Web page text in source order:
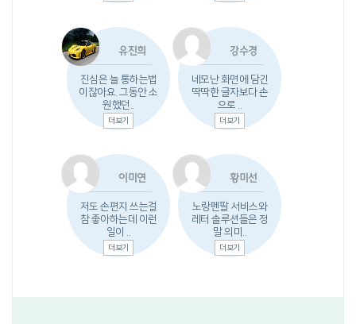
유진희
진심은 늘 통하는법
이잖아요. 그동안 소
원했던..
더보기
강수경
네모난 화면에 담긴
딱딱한 글자보다 손
으로 ..
더보기
이미연
저도 손편지 쓰는걸
참 좋아하는데 이런
일이 ..
더보기
황미선
노랑펜팔 서비스와
레터 솔루션들은 정
말 의미..
더보기